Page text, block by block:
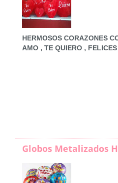
HERMOSOS CORAZONES
AMO , TE QUIERO ,
Globos Metalizados